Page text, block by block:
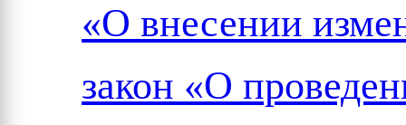
«О внесении
закон «О